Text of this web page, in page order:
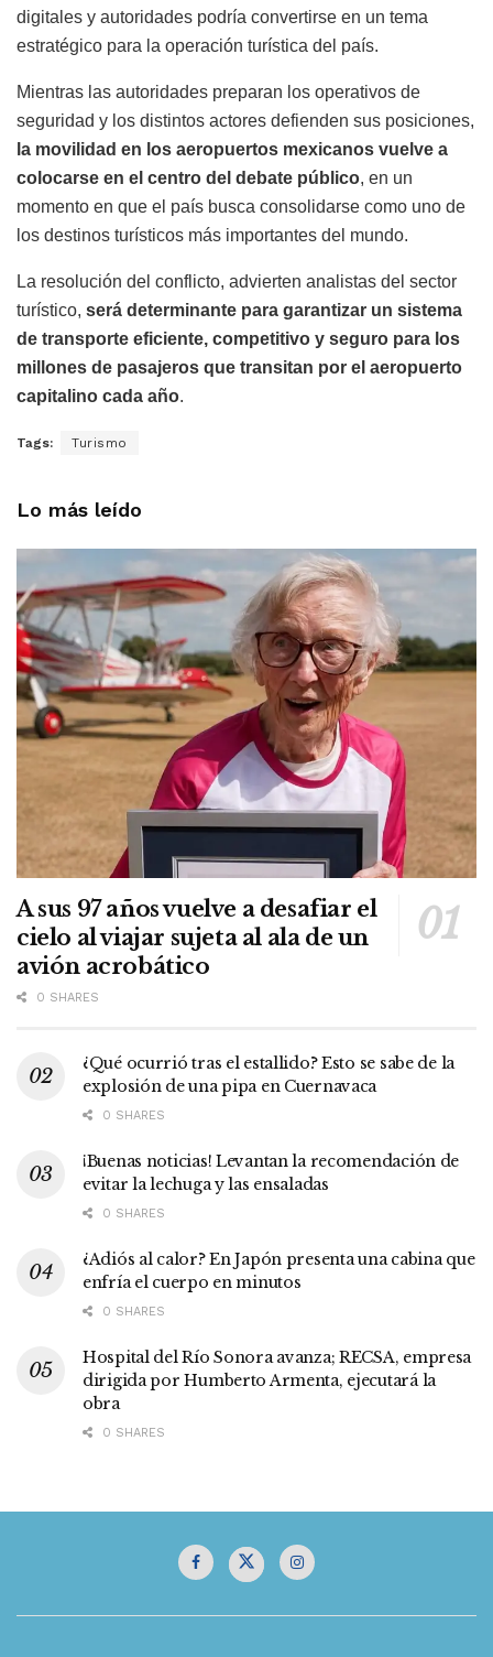
digitales y autoridades podría convertirse en un tema
estratégico para la operación turística del país.
Mientras las autoridades preparan los operativos de
seguridad y los distintos actores defienden sus posiciones,
la movilidad en los aeropuertos mexicanos vuelve a
colocarse en el centro del debate público, en un
momento en que el país busca consolidarse como uno de
los destinos turísticos más importantes del mundo.
La resolución del conflicto, advierten analistas del sector
turístico, será determinante para garantizar un sistema
de transporte eficiente, competitivo y seguro para los
millones de pasajeros que transitan por el aeropuerto
capitalino cada año.
Tags: Turismo
Lo más leído
A sus 97 años vuelve a desafiar el
cielo al viajar sujeta al ala de un
avión acrobático
0 SHARES
¿Qué ocurrió tras el estallido? Esto se sabe de la
explosión de una pipa en Cuernavaca
0 SHARES
¡Buenas noticias! Levantan la recomendación de
evitar la lechuga y las ensaladas
0 SHARES
¿Adiós al calor? En Japón presenta una cabina que
enfría el cuerpo en minutos
0 SHARES
Hospital del Río Sonora avanza; RECSA, empresa
dirigida por Humberto Armenta, ejecutará la
obra
0 SHARES